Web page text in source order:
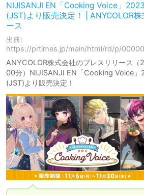
NIJISANJI EN「Cooking Voice」
(JST)より販売決定！ | ANYCOLOR
ース
出典:
https://prtimes.jp/main/html/rd/p/
ANYCOLOR株式会社のプレスリリース
00分）NIJISANJI EN「Cooking Voice」
(JST)より販売決定！